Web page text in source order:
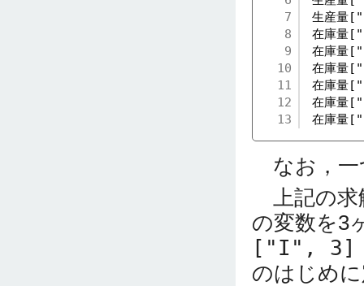
7
8
9
10
11
12
13
生産量
在庫
在庫量
在庫量
在庫量
在庫量
在庫量
なお，一
上記の求
の変数を3
["I", 3]
のはじめ